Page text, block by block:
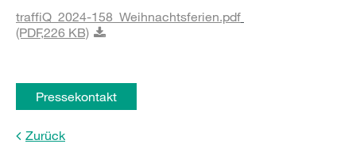
traffiQ_2024-158_Weihnachtsferien.pdf
(PDF,226 KB)
Pressekontakt
Zurück